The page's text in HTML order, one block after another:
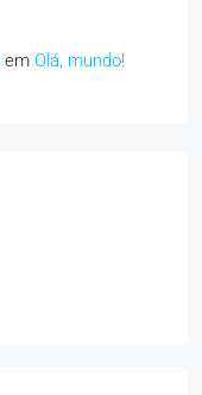
em Olá, mundo!